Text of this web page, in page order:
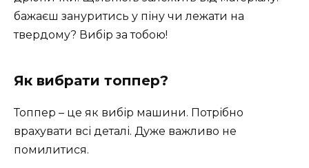
бажаєш зануритись у піну чи лежати на
твердому? Вибір за тобою!
Як вибрати топпер?
Топпер – це як вибір машини. Потрібно
врахувати всі деталі. Дуже важливо не
помилитися.